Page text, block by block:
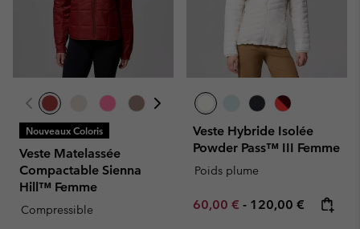
Nouveaux Coloris
Veste Matelassée
Compactable Sienna
Hill™ Femme
Compressible
Veste Hybride Isolée
Powder Pass™ III Femme
Poids plume
Minimum sale price:
60,00 € - Maximum price:
120,00 €